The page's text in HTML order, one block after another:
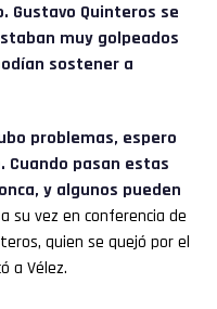
Gustavo Quinteros se
muy golpeados
sostener a
problemas, espero
Cuando pasan estas
y algunos pueden
su vez en conferencia de
quien se quejó por el
a Vélez.